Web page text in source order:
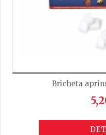
Bricheta